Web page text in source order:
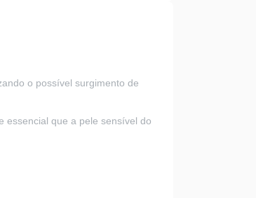
o possível surgimento de
essencial que a pele sensível do